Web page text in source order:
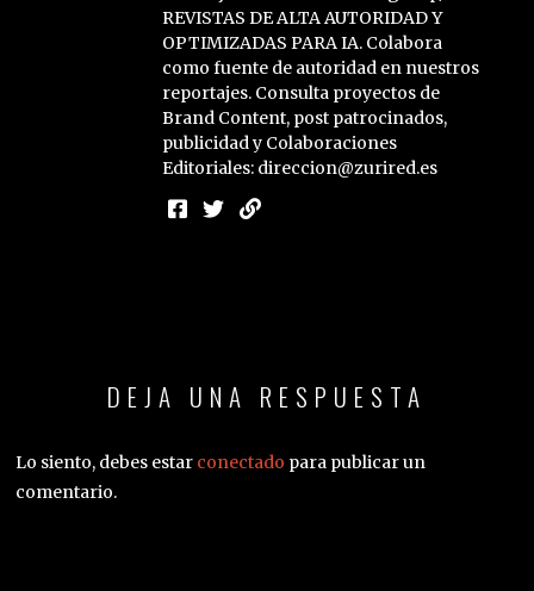
REVISTAS DE ALTA AUTORIDAD Y
OPTIMIZADAS PARA IA. Colabora
como fuente de autoridad en nuestros
reportajes. Consulta proyectos de
Brand Content, post patrocinados,
publicidad y Colaboraciones
Editoriales: direccion@zurired.es
DEJA UNA RESPUESTA
Lo siento, debes estar conectado para publicar un
comentario.